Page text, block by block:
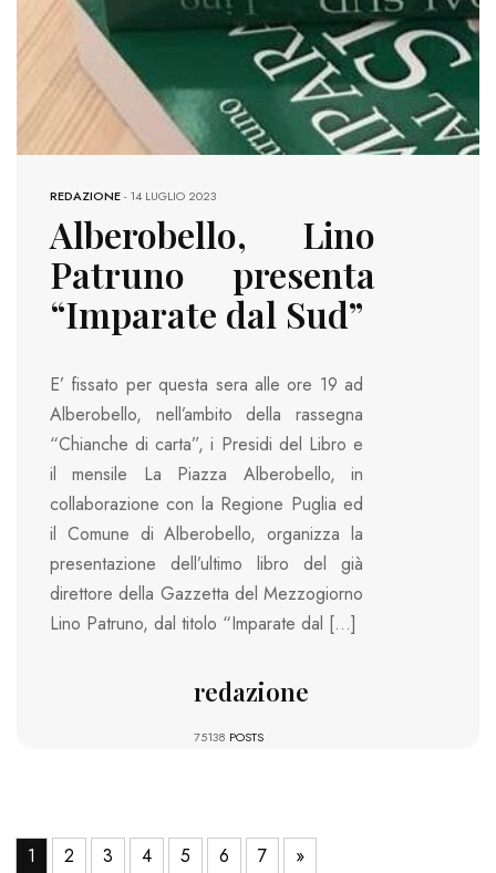
REDAZIONE-14 LUGLIO 2023
Alberobello, Lino
Patruno presenta
“Imparate dal Sud”
E’ fissato per questa sera alle ore 19 ad
Alberobello, nell’ambito della rassegna
“Chianche di carta”, i Presidi del Libro e
il mensile La Piazza Alberobello, in
collaborazione con la Regione Puglia ed
il Comune di Alberobello, organizza la
presentazione dell’ultimo libro del già
direttore della Gazzetta del Mezzogiorno
Lino Patruno, dal titolo “Imparate dal […]
redazione
75138 POSTS
1 2 3 4 5 6 7 »